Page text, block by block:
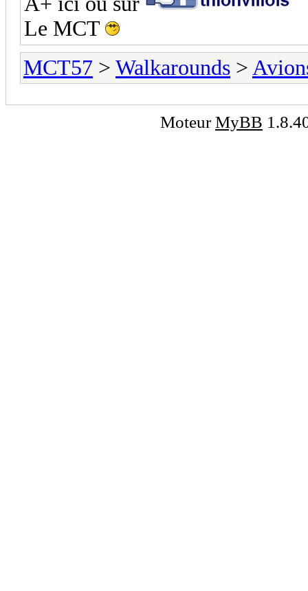
Le MCT
MCT57 > Walkarounds >
MoteurMyBB